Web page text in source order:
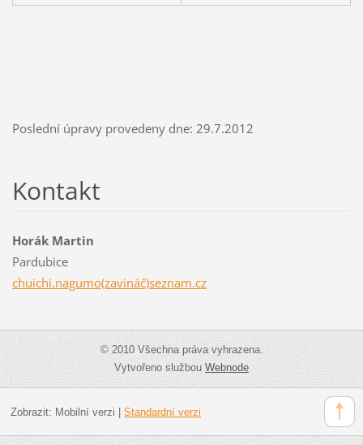
Poslední úpravy provedeny dne: 29.7.2012
Kontakt
Horák Martin
Pardubice
chuichi.nagumo(zavináč)seznam.cz
© 2010 Všechna práva vyhrazena.
Vytvořeno službouWebnode
Zobrazit: Mobilní verzi Standardní verzi